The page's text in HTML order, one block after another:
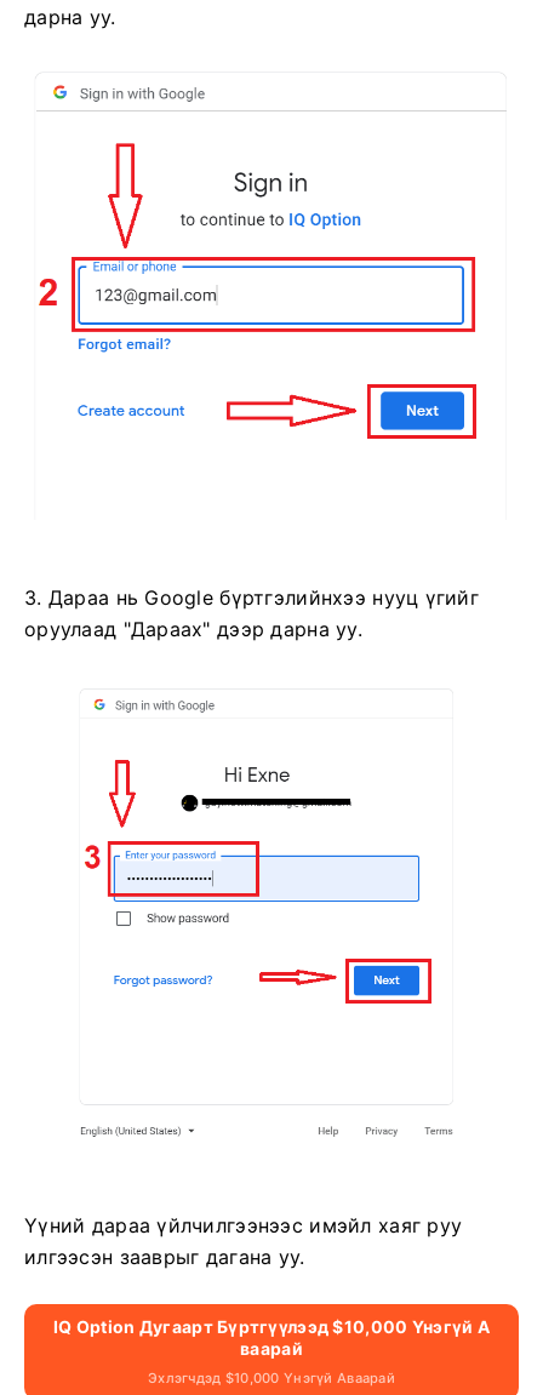
дарна уу.
3. Дараа нь Google бүртгэлийнхээ нууц үгийг
оруулаад "Дараах" дээр дарна уу.
Үүний дараа үйлчилгээнээс имэйл хаяг руу
илгээсэн зааврыг дагана уу.
IQ Option Дугаарт Бүртгүүлээд $10,000 Үнэгүй А
Ваарай
Эхлэгчдэд $10,000 Үнэгүй Аваарай